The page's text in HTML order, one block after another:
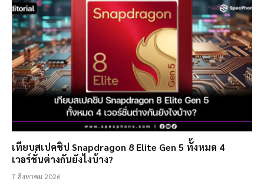
เทียบสเปคชิป Snapdragon 8 Elite Gen 5 ทั้งหมด 4
เวอร์ชั่นต่างกันยังไงบ้าง?
7 สิงหาคม 2026